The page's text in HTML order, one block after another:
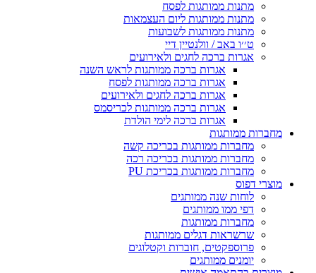
מתנות ממותגות לפסח
מתנות ממותגות ליום העצמאות
מתנות ממותגות לשבועות
ט׳׳ו באב / וולנטיין דיי
אגרות ברכה לחגים ולאירועים
אגרות ברכה ממותגות לראש השנה
אגרות ברכה ממותגות לפסח
אגרות ברכה לחגים ולאירועים
אגרות ברכה ממותגות לכריסמס
אגרות ברכה לימי הולדת
מחברות ממותגות
מחברות ממותגות בכריכה קשה
מחברות ממותגות בכריכה רכה
מחברות ממותגות בכריכת PU
מוצרי דפוס
לוחות שנה ממותגים
דפי ממו ממותגים
מחברות ממותגות
שרשראות דגלים ממותגות
פרוספקטים, חוברות וקטלוגים
יומנים ממותגים